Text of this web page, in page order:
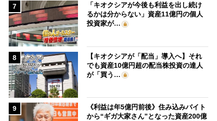
7
「キオクシアが今後も利益を出し続け
るかは分からない」資産11億円の個人
投資家が…
8
【キオクシアが「配当」導入へ】それ
でも資産10億円超の配当株投資の達人
が「買う…
9
《利益は年5億円前後》住み込みバイト
から“ギガ大家さん”となった資産200億